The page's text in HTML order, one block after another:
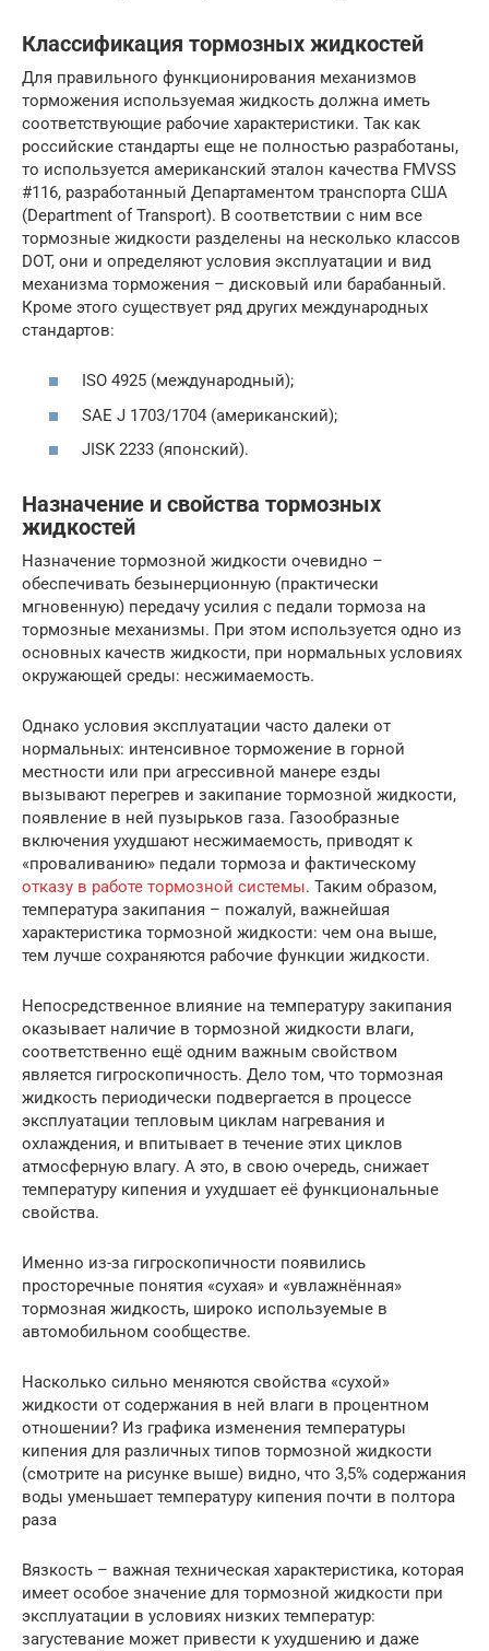
Классификация тормозных жидкостей
Для правильного функционирования механизмов
торможения используемая жидкость должна иметь
соответствующие рабочие характеристики. Так как
российские стандарты еще не полностью разработаны,
то используется американский эталон качества FMVSS
#116, разработанный Департаментом транспорта США
(Department of Transport). В соответствии с ним все
тормозные жидкости разделены на несколько классов
DOT, они и определяют условия эксплуатации и вид
механизма торможения – дисковый или барабанный.
Кроме этого существует ряд других международных
стандартов:
ISO 4925 (международный);
SAE J 1703/1704 (американский);
JISK 2233 (японский).
Назначение и свойства тормозных
жидкостей
Назначение тормозной жидкости очевидно –
обеспечивать безынерционную (практически
мгновенную) передачу усилия с педали тормоза на
тормозные механизмы. При этом используется одно из
основных качеств жидкости, при нормальных условиях
окружающей среды: несжимаемость.
Однако условия эксплуатации часто далеки от
нормальных: интенсивное торможение в горной
местности или при агрессивной манере езды
вызывают перегрев и закипание тормозной жидкости,
появление в ней пузырьков газа. Газообразные
включения ухудшают несжимаемость, приводят к
«проваливанию» педали тормоза и фактическому
отказу в работе тормозной системы. Таким образом,
температура закипания – пожалуй, важнейшая
характеристика тормозной жидкости: чем она выше,
тем лучше сохраняются рабочие функции жидкости.
Непосредственное влияние на температуру закипания
оказывает наличие в тормозной жидкости влаги,
соответственно ещё одним важным свойством
является гигроскопичность. Дело том, что тормозная
жидкость периодически подвергается в процессе
эксплуатации тепловым циклам нагревания и
охлаждения, и впитывает в течение этих циклов
атмосферную влагу. А это, в свою очередь, снижает
температуру кипения и ухудшает её функциональные
свойства.
Именно из-за гигроскопичности появились
просторечные понятия «сухая» и «увлажнённая»
тормозная жидкость, широко используемые в
автомобильном сообществе.
Насколько сильно меняются свойства «сухой»
жидкости от содержания в ней влаги в процентном
отношении? Из графика изменения температуры
кипения для различных типов тормозной жидкости
(смотрите на рисунке выше) видно, что 3,5% содержания
воды уменьшает температуру кипения почти в полтора
раза
Вязкость – важная техническая характеристика, которая
имеет особое значение для тормозной жидкости при
эксплуатации в условиях низких температур:
загустевание может привести к ухудшению и даже